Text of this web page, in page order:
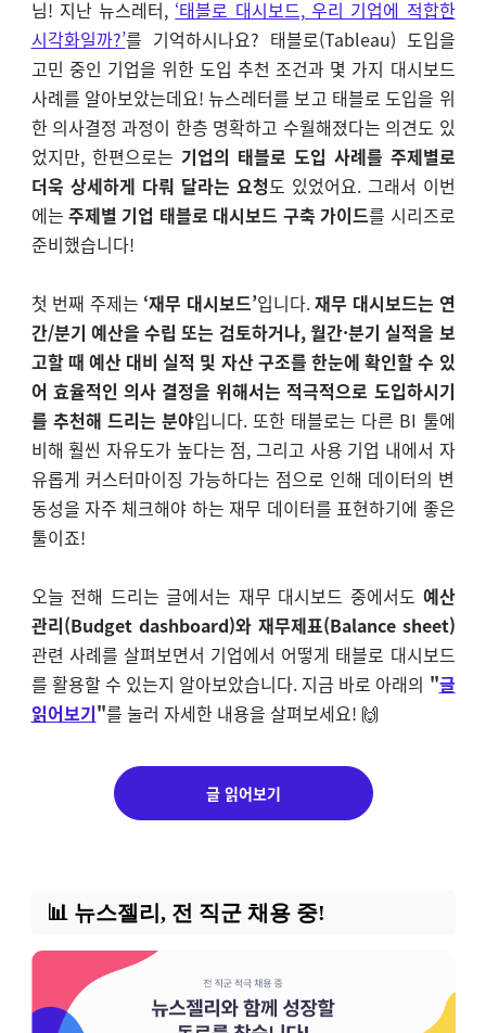
님! 지난 뉴스레터, ‘태블로 대시보드, 우리 기업에 적합한
시각화일까?’를 기억하시나요? 태블로(Tableau) 도입을
고민 중인 기업을 위한 도입 추천 조건과 몇 가지 대시보드
사례를 알아보았는데요! 뉴스레터를 보고 태블로 도입을 위
한 의사결정 과정이 한층 명확하고 수월해졌다는 의견도 있
었지만, 한편으로는 기업의 태블로 도입 사례를 주제별로
더욱 상세하게 다뤄 달라는 요청도 있었어요. 그래서 이번
에는 주제별 기업 태블로 대시보드 구축 가이드를 시리즈로
준비했습니다!
첫 번째 주제는 ‘재무 대시보드’입니다.재무 대시보드는 연
간/분기 예산을 수립 또는 검토하거나, 월간·분기 실적을 보
고할 때 예산 대비 실적 및 자산 구조를 한눈에 확인할 수 있
어 효율적인 의사 결정을 위해서는 적극적으로 도입하시기
를 추천해 드리는 분야입니다. 또한 태블로는 다른 BI 툴에
비해 훨씬 자유도가 높다는 점, 그리고 사용 기업 내에서 자
유롭게 커스터마이징 가능하다는 점으로 인해 데이터의 변
동성을 자주 체크해야 하는 재무 데이터를 표현하기에 좋은
툴이죠!
오늘 전해 드리는 글에서는 재무 대시보드 중에서도 예산
관리(Budget dashboard)와 재무제표(Balance sheet)
관련 사례를 살펴보면서 기업에서 어떻게 태블로 대시보드
를 활용할 수 있는지 알아보았습니다. 지금 바로 아래의 "글
읽어보기"를 눌러 자세한 내용을 살펴보세요! 🙌
글 읽어보기
📊 뉴스젤리, 전 직군 채용 중!